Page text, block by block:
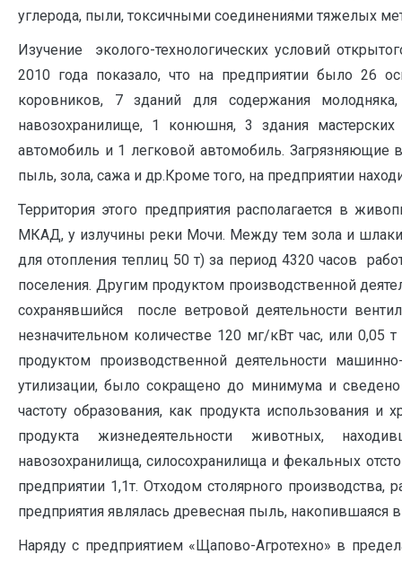
углерода, пыли, токсичными соединениями тяжелых
Изучение эколого-технологических условий
2010 года показало, что на предприятии было 26
коровников, 7 зданий для содержания
навозохранилище, 1 конюшня, 3 здания
автомобиль и 1 легковой автомобиль. Загрязняющие
пыль, зола, сажа и др.Кроме того, на предприятии
Территория этого предприятия располагается в
МКАД, у излучины реки Мочи. Между тем зола и
для отопления теплиц 50 т) за период 4320 часов
поселения. Другим продуктом производственной
сохранявшийся после ветровой деятельности
незначительном количестве 120 мг/кВт час, или
продуктом производственной деятельности
утилизации, было сокращено до минимума и
частоту образования, как продукта использования
продукта жизнедеятельности животных,
навозохранилища, силосохранилища и фекальных
предприятии 1,1т. Отходом столярного
предприятия являлась древесная пыль, накопившаяся в
Наряду с предприятием «Щапово-Агротехно» в